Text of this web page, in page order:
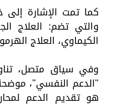
كما تمت الإشارة إلى
والتي تضم: العلاج
الكيماوي، العلاج
وفي سياق متصل،
"الدعم النفسي"،
هو تقديم الدعم